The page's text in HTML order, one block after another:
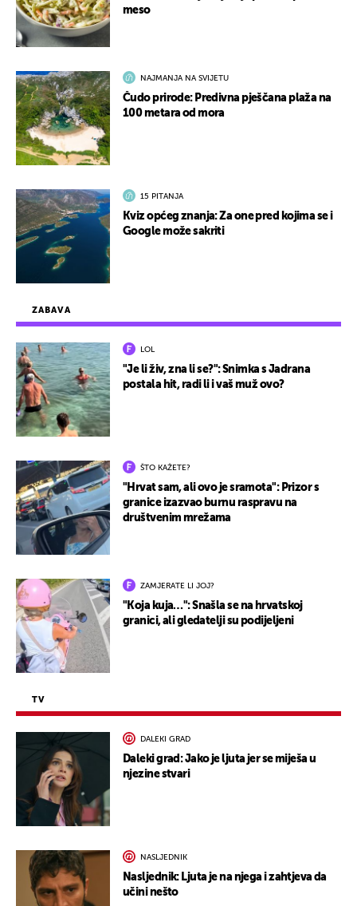
ZABAVA
LOL
"Je li živ, zna li se?": Snimka s Jadrana
postala hit, radi li i vaš muž ovo?
ŠTO KAŽETE?
"Hrvat sam, ali ovo je sramota": Prizor s
granice izazvao burnu raspravu na
društvenim mrežama
ZAMJERATE LI JOJ?
"Koja kuja…": Snašla se na hrvatskoj
granici, ali gledatelji su podijeljeni
TV
DALEKI GRAD
Daleki grad: Jako je ljuta jer se miješa u
njezine stvari
NASLJEDNIK
Nasljednik: Ljuta je na njega i zahtjeva da
učini nešto
meso
NAJMANJA NA SVIJETU
Čudo prirode: Predivna pješčana plaža na
100 metara od mora
15 PITANJA
Kviz općeg znanja: Za one pred kojima se i
Google može sakriti